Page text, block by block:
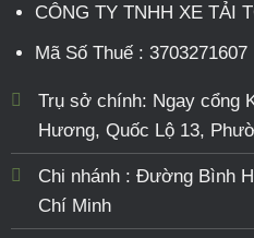
CÔNG TY TNHH XE TẢI
Mã Số Thuế : 3703271607
Trụ sở chính: Ngay cổng
Hương, Quốc Lộ 13,
Chi nhánh : Đường Bình
Chí Minh